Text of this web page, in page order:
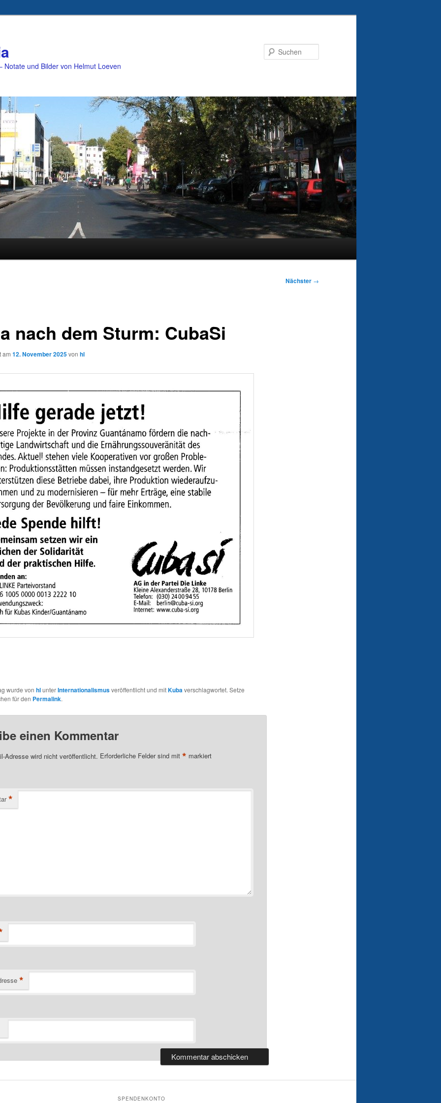
Notate und Bilder von Helmut Loeven
Nächster →
nach dem Sturm: CubaSi
am 12. November 2025von hl
wurde von hlunterInternationalismusveröffentlicht und mitKubaverschlagwortet. Setze
für den Permalink.
einen Kommentar
Adresse wird nicht veröffentlicht. Erforderliche Felder sind mit * markiert
*
*
SPENDENKONTO